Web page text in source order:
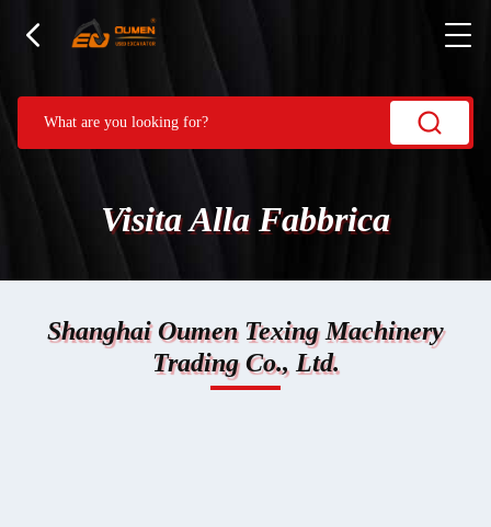
Visita Alla Fabbrica
Shanghai Oumen Texing Machinery
Trading Co., Ltd.